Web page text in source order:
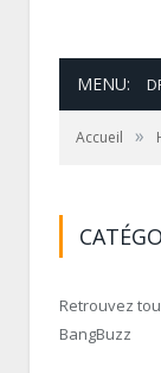
MENU:
Accueil »
Retrouvez
BangBuzz